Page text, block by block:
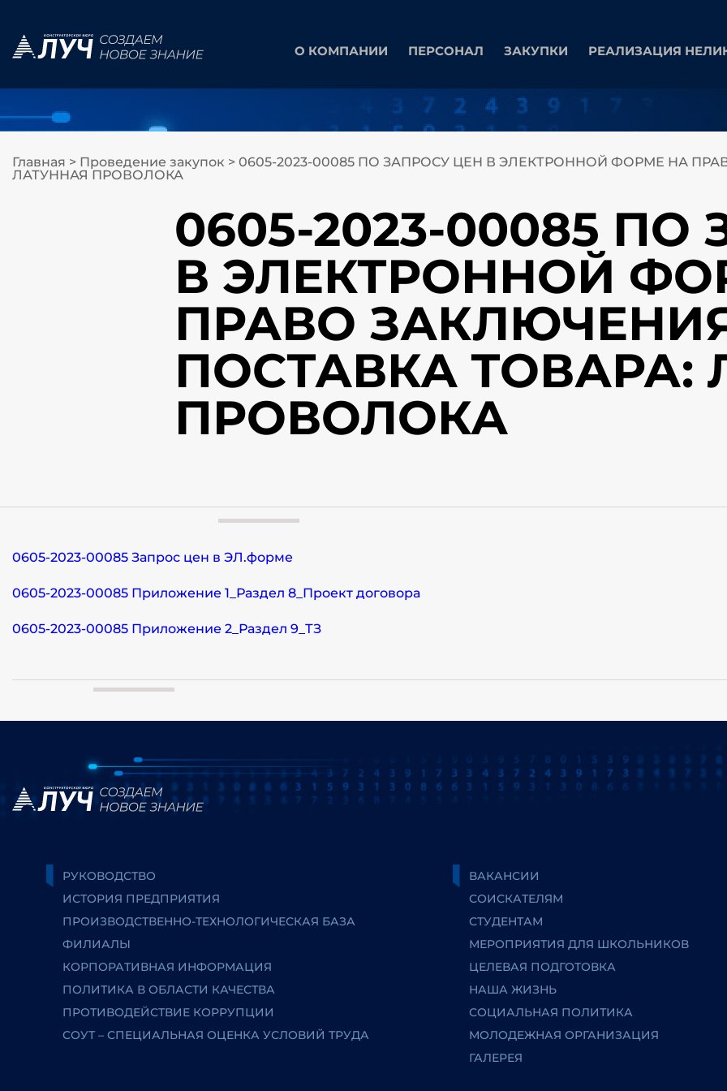
О КОМПАНИИ ПЕРСОНАЛ ЗАКУПКИ РЕАЛИЗАЦИЯ
Главная > Проведение закупок > 0605-2023-00085 ПО ЗАПРОСУ ЦЕН В ЭЛЕКТРОННОЙ ФОРМЕ НА
ЛАТУННАЯ ПРОВОЛОКА
0605-2023-00085
В ЭЛЕКТРОННОЙ
ПРАВО
ПОСТАВКА ТОВАРА:
ПРОВОЛОКА
0605-2023-00085 Запрос цен в ЭЛ.форме
0605-2023-00085 Приложение 1_Раздел 8_Проект договора
0605-2023-00085 Приложение 2_Раздел 9_ТЗ
РУКОВОДСТВО
ИСТОРИЯ ПРЕДПРИЯТИЯ
ПРОИЗВОДСТВЕННО-ТЕХНОЛОГИЧЕСКАЯ БАЗА
ФИЛИАЛЫ
КОРПОРАТИВНАЯ ИНФОРМАЦИЯ
ПОЛИТИКА В ОБЛАСТИ КАЧЕСТВА
ПРОТИВОДЕЙСТВИЕ КОРРУПЦИИ
СОУТ – СПЕЦИАЛЬНАЯ ОЦЕНКА УСЛОВИЙ ТРУДА
ВАКАНСИИ
СОИСКАТЕЛЯМ
СТУДЕНТАМ
МЕРОПРИЯТИЯ ДЛЯ ШКОЛЬНИКОВ
ЦЕЛЕВАЯ ПОДГОТОВКА
НАША ЖИЗНЬ
СОЦИАЛЬНАЯ ПОЛИТИКА
МОЛОДЕЖНАЯ ОРГАНИЗАЦИЯ
ГАЛЕРЕЯ